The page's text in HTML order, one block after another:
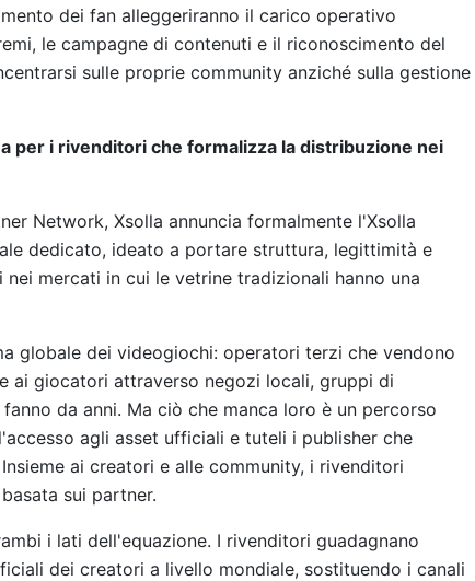
dei fan alleggeriranno il carico operativo
le campagne di contenuti e il riconoscimento del
sulle proprie community anziché sulla gestione
per i rivenditori che formalizza la distribuzione nei
Network, Xsolla annuncia formalmente l'Xsolla
dedicato, ideato a portare struttura, legittimità e
mercati in cui le vetrine tradizionali hanno una
globale dei videogiochi: operatori terzi che vendono
ai giocatori attraverso negozi locali, gruppi di
da anni. Ma ciò che manca loro è un percorso
agli asset ufficiali e tuteli i publisher che
ai creatori e alle community, i rivenditori
sui partner.
i lati dell'equazione. I rivenditori guadagnano
dei creatori a livello mondiale, sostituendo i canali